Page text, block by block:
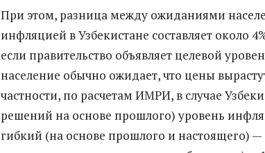
При этом, разница между ожиданиями
инфляцией в Узбекистане составляет около
если правительство объявляет целевой
население обычно ожидает, что цены
частности, по расчетам ИМРИ, в случае
решений на основе прошлого) уровень
гибкий (на основе прошлого и настоящего)